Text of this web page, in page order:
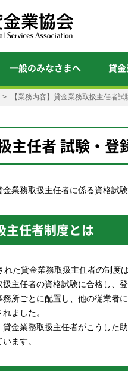
一般のみなさまへ 貸
【業務内容】貸金業務取扱主任者
主任者 試験・登
業務取扱主任者に係る資格試
主任者制度とは
れた貸金業務取扱主任者の制度
主任者の資格試験に合格し、
所ごとに配置し、他の従業者
ました。
金業務取扱主任者がこうした
ます。